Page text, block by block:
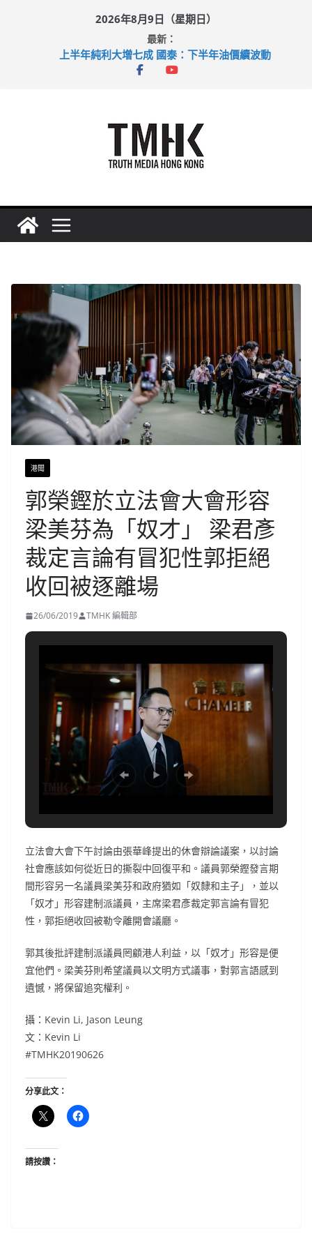
2026年8月9日（星期日）
最新：
上半年純利大增七成 國泰：下半年油價續波動
拜仁熱身賽挫維拉 啟德主場館奪錦標
港聞
郭榮鏗於立法會大會形容
梁美芬為「奴才」 梁君彥
裁定言論有冒犯性郭拒絕
收回被逐離場
26/06/2019 TMHK 編輯部
立法會大會下午討論由張華峰提出的休會辯論議案，以討論
社會應該如何從近日的撕裂中回復平和。議員郭榮鏗發言期
間形容另一名議員梁美芬和政府猶如「奴隸和主子」，並以
「奴才」形容建制派議員，主席梁君彥裁定郭言論有冒犯
性，郭拒絕收回被勒令離開會議廳。
郭其後批評建制派議員罔顧港人利益，以「奴才」形容是便
宜他們。梁美芬則希望議員以文明方式議事，對郭言語感到
遺憾，將保留追究權利。
攝：Kevin Li, Jason Leung
文：Kevin Li
#TMHK20190626
分享此文：
請按讚：